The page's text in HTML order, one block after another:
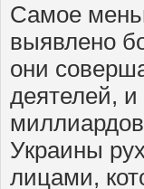
Самое
выявлено
они
деятелей, и
Украины
лицами,